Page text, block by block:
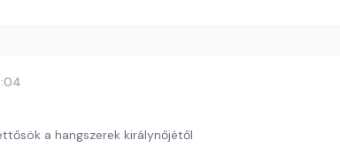
a hangszerek királynőjétől